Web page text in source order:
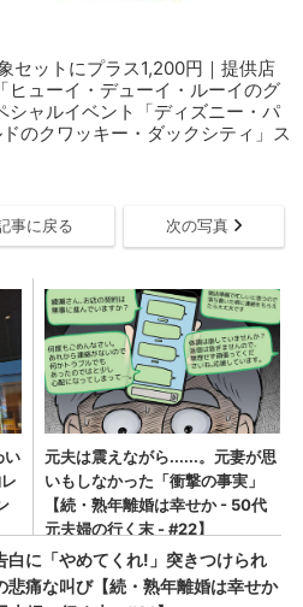
セットにプラス1,200円｜提供店
ヒューイ・デューイ・ルーイのグ
シャルイベント「ディズニー・パ
のクワッキー・ダックシティ」ス
事に戻る 次の写真